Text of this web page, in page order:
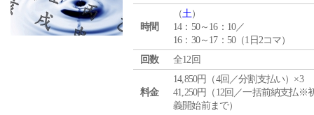
時間
（土）
14：50～16：10／
16：30～17：50（1日2コマ）
回数
全12回
料金
14,850円（4回／分割支払い）×3
41,250円（12回／一括前納支払※
義開始前まで）